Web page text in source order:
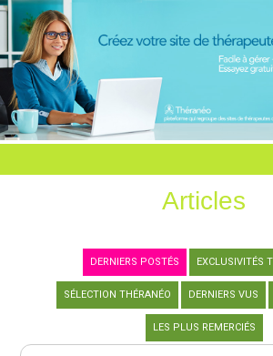
Articles
DERNIERS POSTÉS EXCLUSIVITÉS
SÉLECTION THÉRANÉO DERNIERS VUS
LES PLUS REMERCIÉS